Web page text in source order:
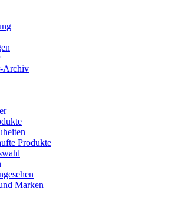
Archiv
Produkte
Marken